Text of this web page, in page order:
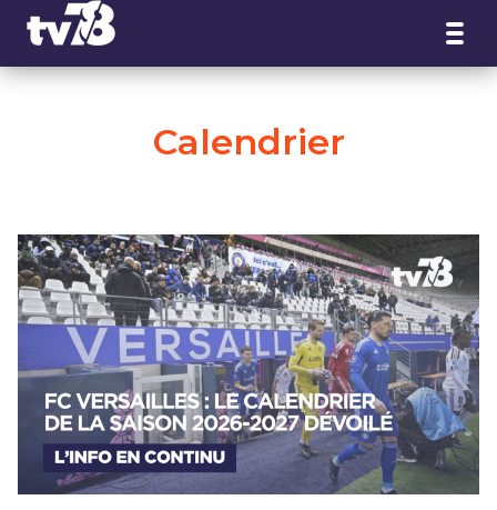
Calendrier
Panneau de gestion des cookies